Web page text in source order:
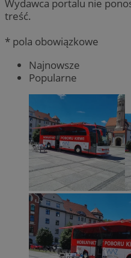
Wydawca portalu nie
treść.
* pola obowiązkowe
Najnowsze
Popularne